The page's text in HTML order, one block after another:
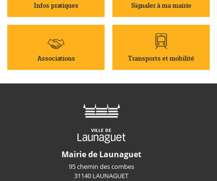
Infos pratiques Signaler à ma mairie
Associations Transports et mobilité
Mairie de Launaguet
95 chemin des combes
31140 LAUNAGUET